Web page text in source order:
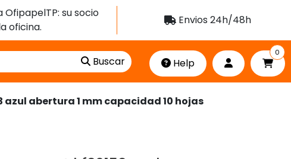
OfipapelTP: su socio
oficina.
Envios 24h/48h
Buscar Help
0
abertura 1 mm capacidad 10 hojas